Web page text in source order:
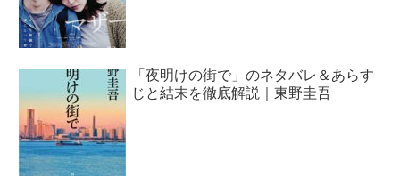
「夜明けの街で」のネタバレ＆あらす
じと結末を徹底解説｜東野圭吾